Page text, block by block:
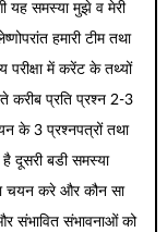
यह समस्या मुझे व मेरी
हमारी टीम तथा
परीक्षा में करेंट के तथ्यों
करीब प्रति प्रश्न 2-3
के 3 प्रश्नपत्रों तथा
दूसरी बडी समस्या
चयन करे और कौन सा
संभावित संभावनाओं को